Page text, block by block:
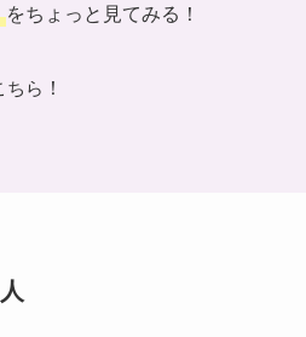
をちょっと見てみる！
ちら ！